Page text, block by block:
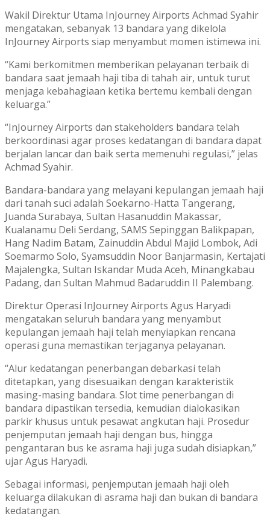
Wakil Direktur Utama InJourney Airports Achmad Syahir
mengatakan, sebanyak 13 bandara yang dikelola
InJourney Airports siap menyambut momen istimewa ini.
“Kami berkomitmen memberikan pelayanan terbaik di
bandara saat jemaah haji tiba di tahah air, untuk turut
menjaga kebahagiaan ketika bertemu kembali dengan
keluarga.”
“InJourney Airports dan stakeholders bandara telah
berkoordinasi agar proses kedatangan di bandara dapat
berjalan lancar dan baik serta memenuhi regulasi,” jelas
Achmad Syahir.
Bandara-bandara yang melayani kepulangan jemaah haji
dari tanah suci adalah Soekarno-Hatta Tangerang,
Juanda Surabaya, Sultan Hasanuddin Makassar,
Kualanamu Deli Serdang, SAMS Sepinggan Balikpapan,
Hang Nadim Batam, Zainuddin Abdul Majid Lombok, Adi
Soemarmo Solo, Syamsuddin Noor Banjarmasin, Kertajati
Majalengka, Sultan Iskandar Muda Aceh, Minangkabau
Padang, dan Sultan Mahmud Badaruddin II Palembang.
Direktur Operasi InJourney Airports Agus Haryadi
mengatakan seluruh bandara yang menyambut
kepulangan jemaah haji telah menyiapkan rencana
operasi guna memastikan terjaganya pelayanan.
“Alur kedatangan penerbangan debarkasi telah
ditetapkan, yang disesuaikan dengan karakteristik
masing-masing bandara. Slot time penerbangan di
bandara dipastikan tersedia, kemudian dialokasikan
parkir khusus untuk pesawat angkutan haji. Prosedur
penjemputan jemaah haji dengan bus, hingga
pengantaran bus ke asrama haji juga sudah disiapkan,”
ujar Agus Haryadi.
Sebagai informasi, penjemputan jemaah haji oleh
keluarga dilakukan di asrama haji dan bukan di bandara
kedatangan.